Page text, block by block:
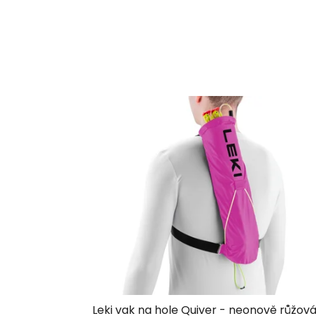
Leki vak na hole Quiver - neonově růžová